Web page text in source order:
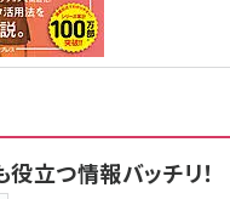
立つ情報バッチリ！